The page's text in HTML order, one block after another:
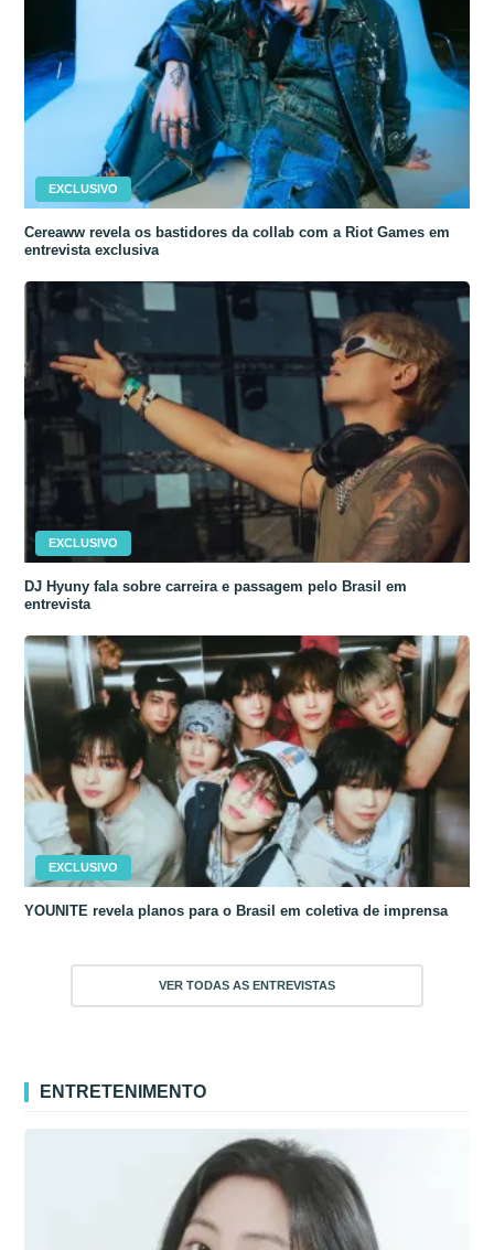
EXCLUSIVO
Cereaww revela os bastidores da collab com a Riot Games em
entrevista exclusiva
EXCLUSIVO
DJ Hyuny fala sobre carreira e passagem pelo Brasil em
entrevista
EXCLUSIVO
YOUNITE revela planos para o Brasil em coletiva de imprensa
VER TODAS AS ENTREVISTAS
ENTRETENIMENTO